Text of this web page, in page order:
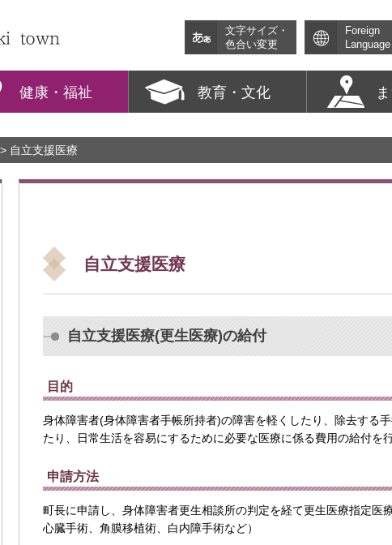
文字サイズ・
色合い変更
Foreign
Language
健康・福祉 教育・文化
> 自立支援医療
自立支援医療
自立支援医療(更生医療)の給付
目的
身体障害者(身体障害者手帳所持者)の障害を軽くしたり、除去する
たり、日常生活を容易にするために必要な医療に係る費用の給付を行
申請方法
町長に申請し、身体障害者更生相談所の判定を経て更生医療指定医
心臓手術、角膜移植術、白内障手術など）